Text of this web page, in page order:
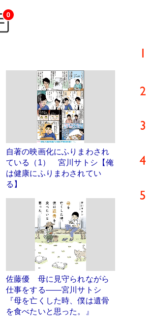
0
自著の映画化にふりまわされ
ている（1） 宮川サトシ【俺
は健康にふりまわされてい
る】
佐藤優 母に見守られながら
仕事をする――宮川サトシ
『母を亡くした時、僕は遺骨
を食べたいと思った。』